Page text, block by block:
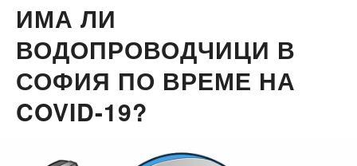
ИМА ЛИ
ВОДОПРОВОДЧИЦИ В
СОФИЯ ПО ВРЕМЕ НА
COVID-19?